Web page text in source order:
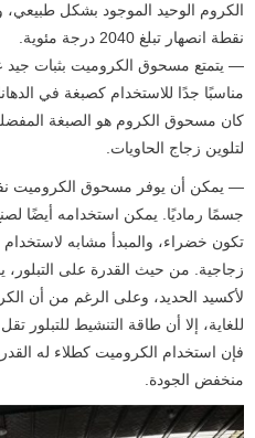
الكروم الوحيد الموجود بشكل طبيعي،
نقطة انصهار تبلغ 2040 درجة مئوية.
— يتمتع مسحوق الكروميت بثبات جيد
مناسبًا جدًا للاستخدام كصبغة في
كان مسحوق الكروم هو الصبغة
لتلوين زجاج الحاويات.
— يمكن أن يوفر مسحوق الكروميت
جسمًا رماديًا. يمكن استخدامه أيضًا
تكون خضراء، والمبدأ مشابه
زجاجية. من حيث القدرة على
لأكسيد الحديد، وعلى الرغم من أن
للغاية، إلا أن طاقة التنشيط للتبلور
فإن استخدام الكروميت كطلاء له
منخفض الجودة.